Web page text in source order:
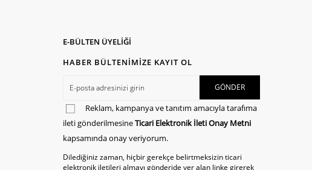
E-BÜLTEN ÜYELİĞİ
HABER BÜLTENİMİZE KAYIT OL
Reklam, kampanya ve tanıtım amacıyla tarafıma
ileti gönderilmesineTicari Elektronik İleti Onay Metni
kapsamında onay veriyorum.
Dilediğiniz zaman, hiçbir gerekçe belirtmeksizin ticari
elektronik iletileri almayı gönderide yer alan linke girerek